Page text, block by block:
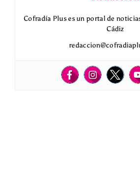
Cofradía Plus es un portal de
Cádiz